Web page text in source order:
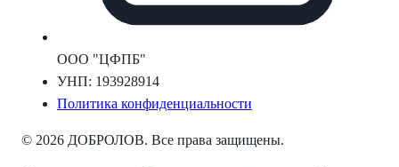
ООО "ЦФПБ"
УНП: 193928914
Политика конфиденциальности
© 2026 ДОБРОЛОВ. Все права защищены.